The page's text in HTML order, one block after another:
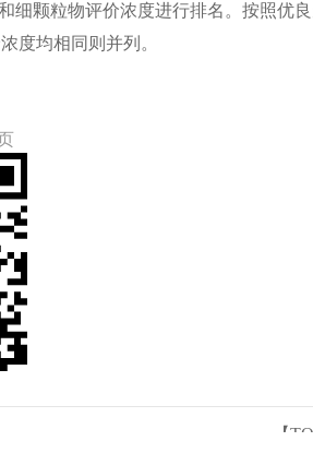
颗粒物评价浓度进行排名。按照优良
度均相同则并列。
【